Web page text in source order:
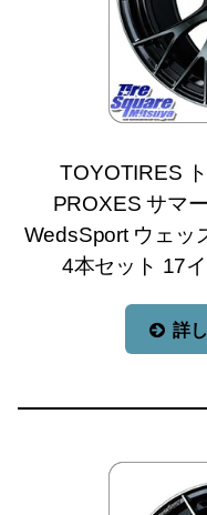
TOYOTIRES
PROXES サマ
WedsSport ウェッ
4本セット 17
詳